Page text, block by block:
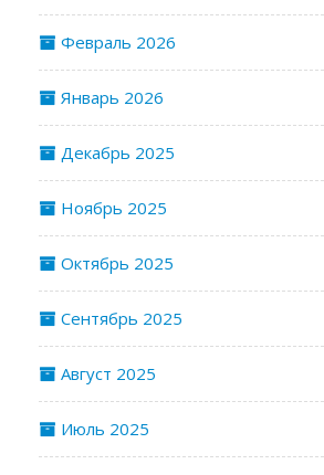
Февраль 2026
Январь 2026
Декабрь 2025
Ноябрь 2025
Октябрь 2025
Сентябрь 2025
Август 2025
Июль 2025